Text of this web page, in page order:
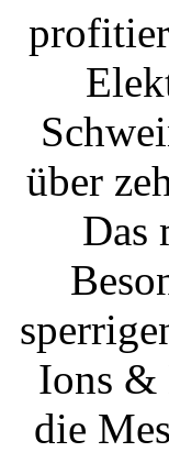
über
Das
Ions &
die